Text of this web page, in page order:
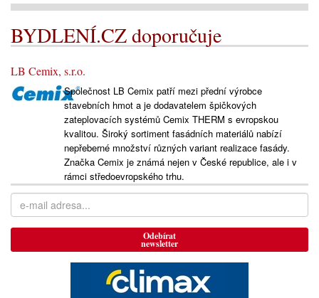
BYDLENÍ.CZ doporučuje
LB Cemix, s.r.o.
Společnost LB Cemix patří mezi přední výrobce
stavebních hmot a je dodavatelem špičkových
zateplovacích systémů Cemix THERM s evropskou
kvalitou. Široký sortiment fasádních materiálů nabízí
nepřeberné množství různých variant realizace fasády.
Značka Cemix je známá nejen v České republice, ale i v
rámci středoevropského trhu.
Odebírat
newsletter